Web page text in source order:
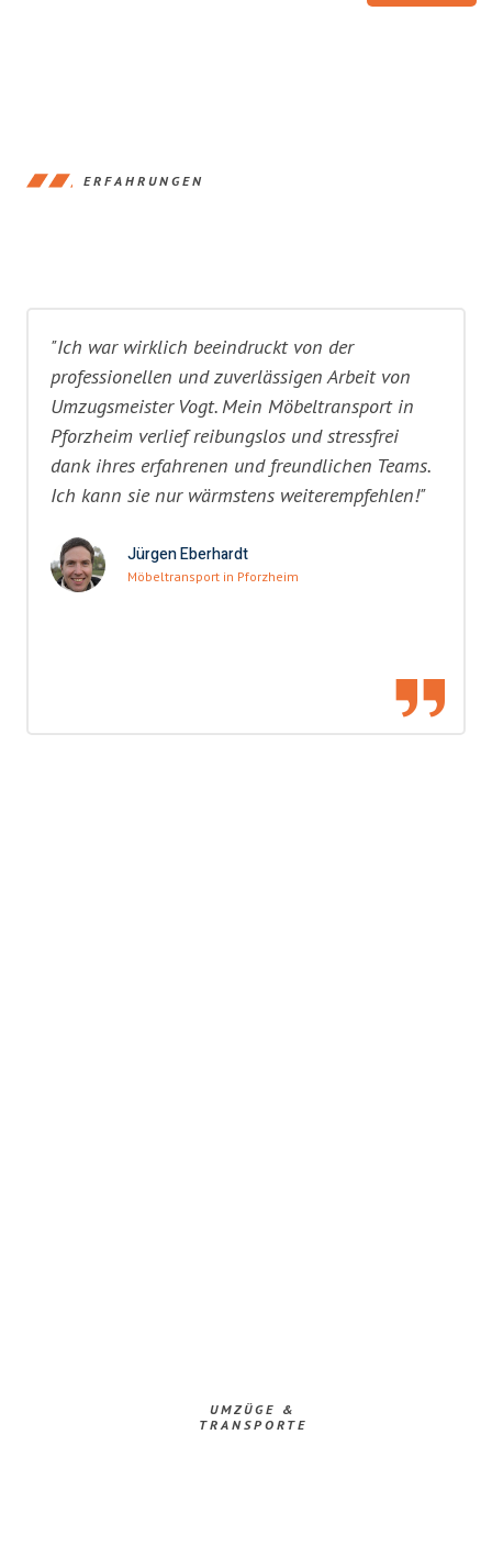
ERFAHRUNGEN
"Ich war wirklich beeindruckt von der
professionellen und zuverlässigen Arbeit von
Umzugsmeister Vogt. Mein Möbeltransport in
Pforzheim verlief reibungslos und stressfrei
dank ihres erfahrenen und freundlichen Teams.
Ich kann sie nur wärmstens weiterempfehlen!"
Jürgen Eberhardt
Möbeltransport in Pforzheim
UMZÜGE &
TRANSPORTE